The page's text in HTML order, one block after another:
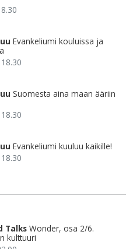
Evankeliumi kouluissa ja
Suomesta aina maan ääriin
Evankeliumi kuuluu kaikille!
Talks Wonder, osa 2/6.
kulttuuri